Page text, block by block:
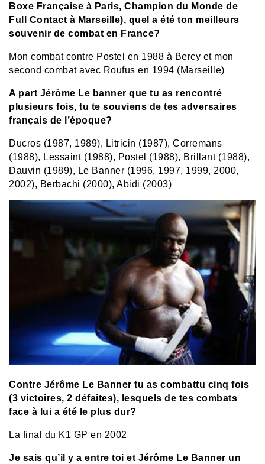
Boxe Française à Paris, Champion du Monde de
Full Contact à Marseille), quel a été ton meilleurs
souvenir de combat en France?
Mon combat contre Postel en 1988 à Bercy et mon
second combat avec Roufus en 1994 (Marseille)
A part Jérôme Le banner que tu as rencontré
plusieurs fois, tu te souviens de tes adversaires
français de l’époque?
Ducros (1987, 1989), Litricin (1987), Corremans
(1988), Lessaint (1988), Postel (1988), Brillant (1988),
Dauvin (1989), Le Banner (1996, 1997, 1999, 2000,
2002), Berbachi (2000), Abidi (2003)
Contre Jérôme Le Banner tu as combattu cinq fois
(3 victoires, 2 défaites), lesquels de tes combats
face à lui a été le plus dur?
La final du K1 GP en 2002
Je sais qu’il y a entre toi et Jérôme Le Banner un